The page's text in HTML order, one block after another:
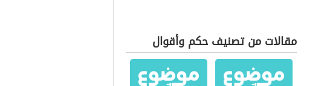
مقالات من تصنيف حكم وأقوال